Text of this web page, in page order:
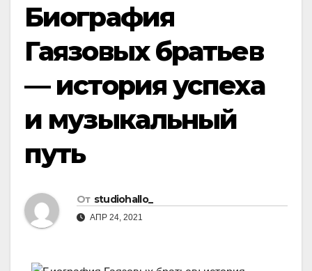
Биография
Гаязовых братьев
— история успеха
и музыкальный
путь
От studiohallo_
АПР 24, 2021